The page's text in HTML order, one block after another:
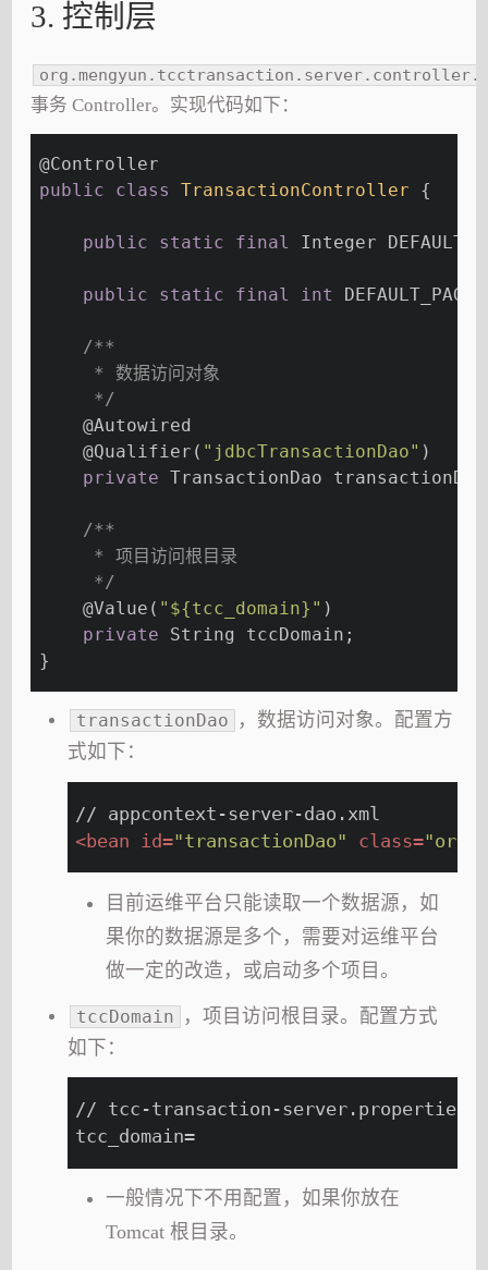
3. 控制层
事务 Controller。实现代码如下：
@Controller
public
class TransactionController {
public static final Integer
public static final int
/**
     * 数据访问对象
     */
@Autowired
@Qualifier ( "jdbcTransactionDao" )
private TransactionDao
/**
     * 项目访问根目录
     */
@Value ( "${tcc_domain}" )
private String tccDomain;
}
transactionDao
，数据访问对象。配置方
式如下：
// appcontext-server-dao.xml
<bean id="transactionDao" class=
目前运维平台只能读取一个数据源，如
果你的数据源是多个，需要对运维平台
做一定的改造，或启动多个项目。
tccDomain
，项目访问根目录。配置方式
如下：
// tcc-transaction-server.properties
tcc_domain=
一般情况下不用配置，如果你放在
Tomcat 根目录。